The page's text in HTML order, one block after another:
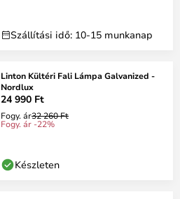
Szállítási idő: 10-15 munkanap
Linton Kültéri Fali Lámpa Galvanized -
Nordlux
24 990 Ft
Fogy. ár32 260 Ft
Fogy. ár -22%
Készleten